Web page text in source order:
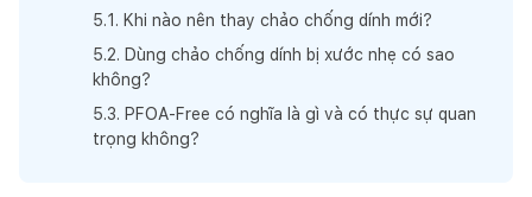
5.1 . Khi nào nên thay chảo chống dính mới?
5.2. Dùng chảo chống dính bị xước nhẹ có sao
không?
5.3. PFOA-Free có nghĩa là gì và có thực sự quan
trọng không?